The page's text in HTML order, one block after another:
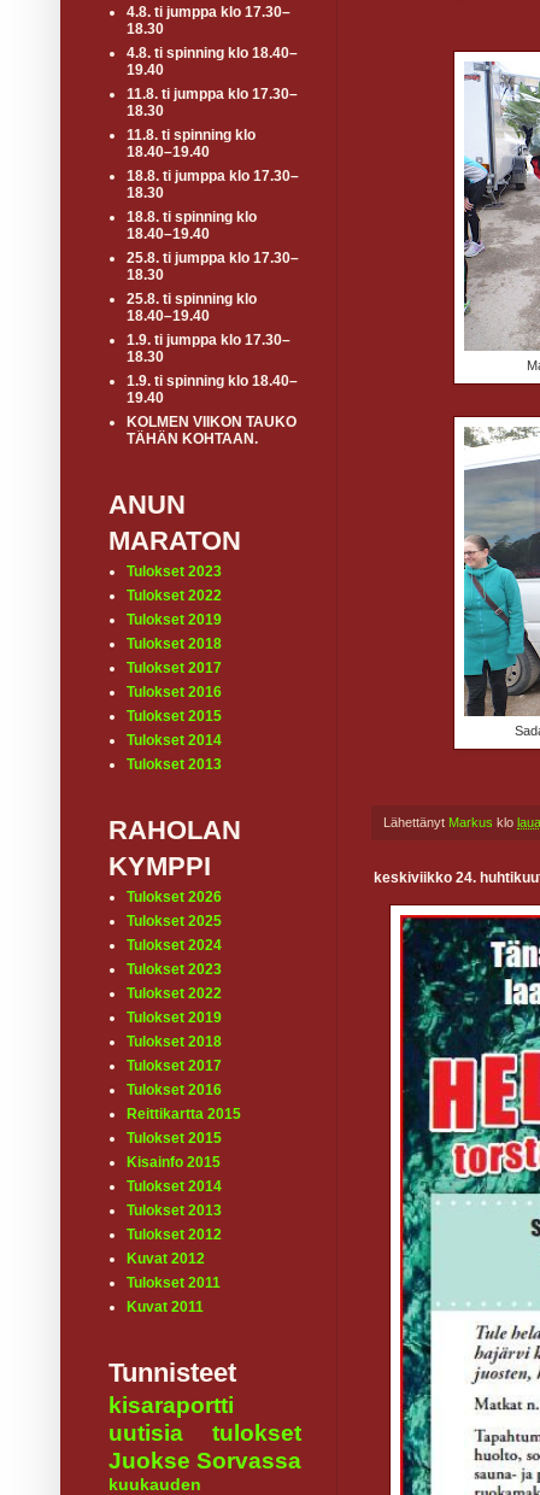
Lähettänyt Markus klo
keskiviikko 24.
4.8. ti jumppa klo 17.30–
18.30
4.8. ti spinning klo 18.40–
19.40
11.8. ti jumppa klo 17.30–
18.30
11.8. ti spinning klo
18.40–19.40
18.8. ti jumppa klo 17.30–
18.30
18.8. ti spinning klo
18.40–19.40
25.8. ti jumppa klo 17.30–
18.30
25.8. ti spinning klo
18.40–19.40
1.9. ti jumppa klo 17.30–
18.30
1.9. ti spinning klo 18.40–
19.40
KOLMEN VIIKON TAUKO
TÄHÄN KOHTAAN.
ANUN
MARATON
Tulokset 2023
Tulokset 2022
Tulokset 2019
Tulokset 2018
Tulokset 2017
Tulokset 2016
Tulokset 2015
Tulokset 2014
Tulokset 2013
RAHOLAN
KYMPPI
Tulokset 2026
Tulokset 2025
Tulokset 2024
Tulokset 2023
Tulokset 2022
Tulokset 2019
Tulokset 2018
Tulokset 2017
Tulokset 2016
Reittikartta 2015
Tulokset 2015
Kisainfo 2015
Tulokset 2014
Tulokset 2013
Tulokset 2012
Kuvat 2012
Tulokset 2011
Kuvat 2011
Tunnisteet
kisaraportti
uutisia
tulokset
Juokse Sorvassa
kuukauden